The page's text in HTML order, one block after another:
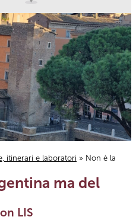
itinerari e laboratori » Non è la
ma del
LIS